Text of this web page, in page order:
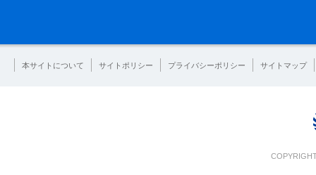
本サイトについて サイトポリシー プライバシーポリシー サイトマップ